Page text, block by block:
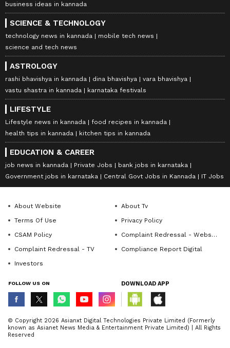
business ideas in kannada
SCIENCE & TECHNOLOGY
technology news in kannada
mobile tech news
science and tech news
ASTROLOGY
rashi bhavishya in kannada dina bhavishya
vara bhavishya
vastu shastra in kannada
karnataka festivals
LIFESTYLE
Lifestyle news in kannada
food recipes in kannada
health tips in kannada
kitchen tips in kannada
EDUCATION & CAREER
job news in kannada Private Jobs
bank jobs in karnataka
Government jobs in karnataka
Central Govt Jobs in Kannada IT Jobs
About Website
About Tv
Terms Of Use
Privacy Policy
CSAM Policy
Complaint Redressal - Website
Complaint Redressal - TV
Compliance Report Digital
Investors
FOLLOW US ON DOWNLOAD APP
© Copyright 2026 Asianxt Digital Technologies Private Limited (Formerly
known as Asianet News Media & Entertainment Private Limited) | All Rights
Reserved